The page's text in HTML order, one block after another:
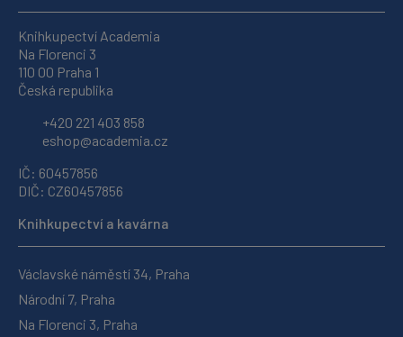
Knihkupectví Academia
Na Florenci 3
110 00 Praha 1
Česká republika
+420 221 403 858
eshop@academia.cz
IČ: 60457856
DIČ: CZ60457856
Knihkupectví a kavárna
Václavské náměstí 34, Praha
Národní 7, Praha
Na Florenci 3, Praha